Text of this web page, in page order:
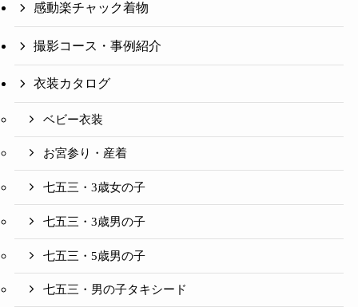
感動楽チャック着物
撮影コース・事例紹介
衣装カタログ
ベビー衣装
お宮参り・産着
七五三・3歳女の子
七五三・3歳男の子
七五三・5歳男の子
七五三・男の子タキシード